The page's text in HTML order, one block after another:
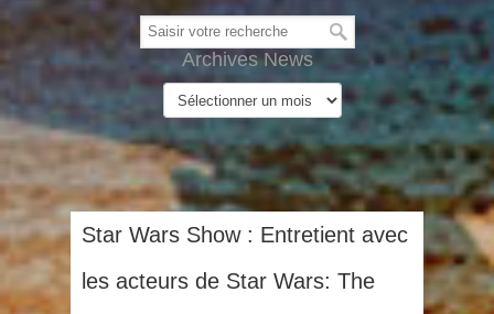
Archives News
Star Wars Show : Entretient avec
les acteurs de Star Wars: The